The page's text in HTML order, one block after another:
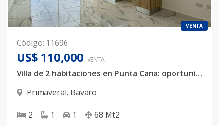
VENTA
Código: 11696
US$ 110,000 VENTA
Villa de 2 habitaciones en Punta Cana: oportunidad de inversión para vivir o rentar
Primaveral, Bávaro
2 1 1 68 Mt2